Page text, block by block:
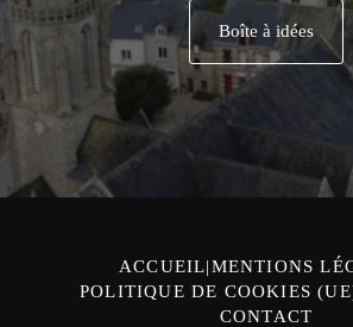
Boîte à idées
ACCUEIL MENTIONS
POLITIQUE DE COOKIES
CONTACT